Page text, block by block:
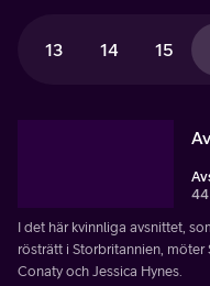
13 14 15
I det här kvinnliga avsnittet,
rösträtt i Storbritannien, möter
Conaty och Jessica Hynes.